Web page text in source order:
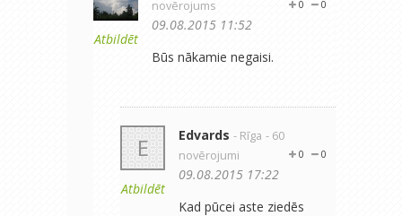
Atbildēt
novērojums
0
0
09.08.2015 11:52
Būs nākamie negaisi.
E
Atbildēt
Edvards - Rīga - 60
novērojumi
0
0
09.08.2015 17:22
Kad pūcei aste ziedēs